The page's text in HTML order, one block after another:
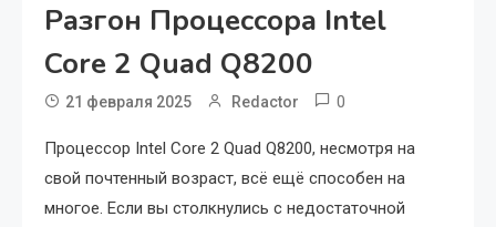
Разгон Процессора Intel
Core 2 Quad Q8200
21 февраля 2025 Redactor 0
Процессор Intel Core 2 Quad Q8200, несмотря на
свой почтенный возраст, всё ещё способен на
многое. Если вы столкнулись с недостаточной